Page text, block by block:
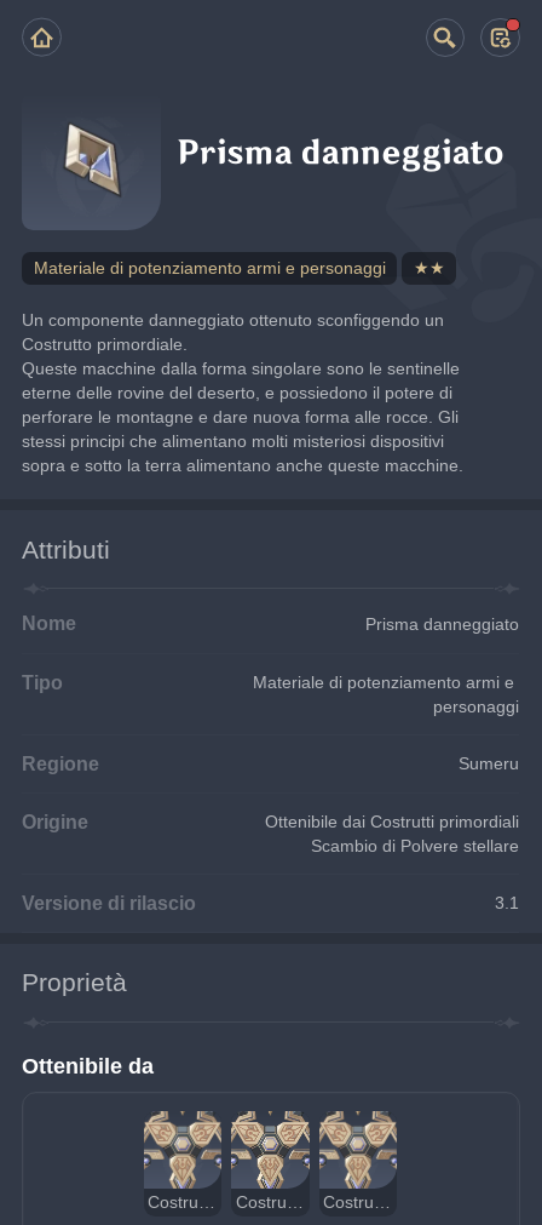
Prisma danneggiato
Materiale di potenziamento armi e personaggi ★★
Un componente danneggiato ottenuto sconfiggendo un
Costrutto primordiale.
Queste macchine dalla forma singolare sono le sentinelle
eterne delle rovine del deserto, e possiedono il potere di
perforare le montagne e dare nuova forma alle rocce. Gli
stessi principi che alimentano molti misteriosi dispositivi
sopra e sotto la terra alimentano anche queste macchine.
Attributi
Nome Prisma danneggiato
Tipo
Materiale di potenziamento armi e
personaggi
Regione Sumeru
Origine
Ottenibile dai Costrutti primordiali
Scambio di Polvere stellare
Versione di rilascio 3.1
Proprietà
Ottenibile da